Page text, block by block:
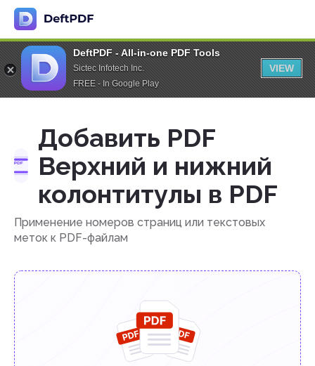
DeftPDF - All-in-one PDF Tools
Sictec Infotech Inc.
FREE - In Google Play
VIEW
Добавить PDF
Верхний и нижний
колонтитулы в PDF
Применение номеров страниц или текстовых
меток к PDF-файлам